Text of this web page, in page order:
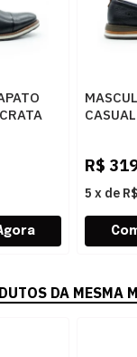
R$
5 x de
DA MESMA